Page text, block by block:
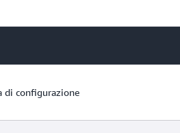
di configurazione